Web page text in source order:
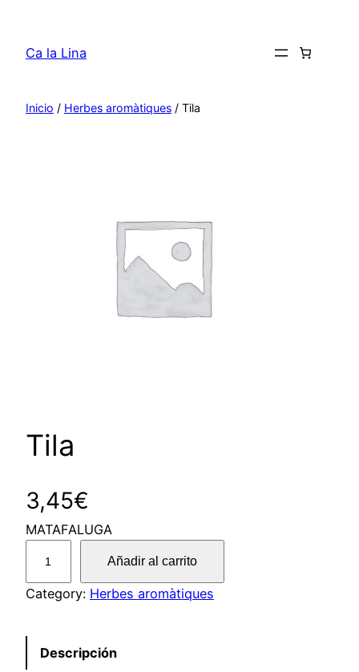
contenido
Ca la Lina
Inicio / Herbes aromàtiques / Tila
Tila
3,45€
MATAFALUGA
l
c
Añadir al carrito
Category: Herbes aromàtiques
Descripción